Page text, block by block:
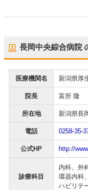
長岡中央綜合病院
医療機関名 新潟県厚
院長 富所 隆
所在地 新潟県長
電話 0258-35-
公式HP http://
診療科目
内科、 外
環器内科、
ハビリテ